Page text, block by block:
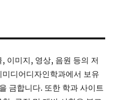
이미지, 영상, 음원 등의 저
디어디자인학과에서 보유
금합니다. 또한 학과 사이트